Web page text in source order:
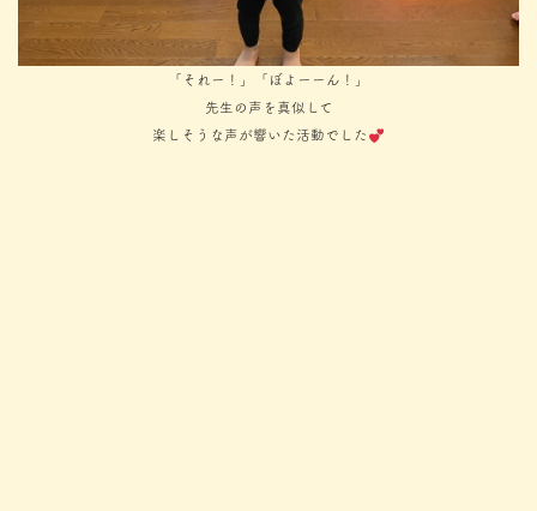
「それー！」「ぼよーーん！」
先生の声を真似して
楽しそうな声が響いた活動でした